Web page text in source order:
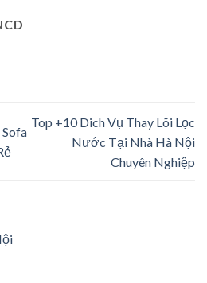
Top +10 Dich Vụ Thay Lõi Lọc
Nước Tại Nhà Hà Nội
Chuyên Nghiệp